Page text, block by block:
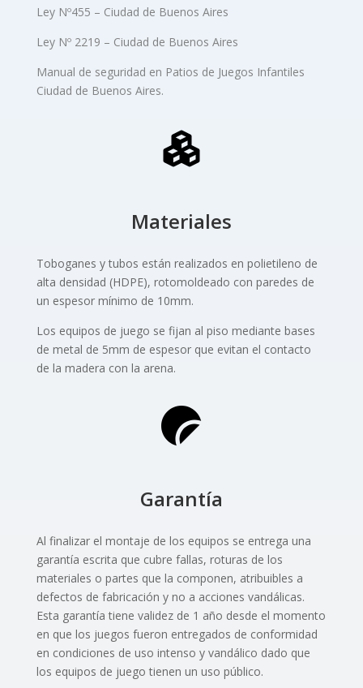
Ley Nº455 – Ciudad de Buenos Aires
Ley Nº 2219 – Ciudad de Buenos Aires
Manual de seguridad en Patios de Juegos Infantiles
Ciudad de Buenos Aires.
Materiales
Toboganes y tubos están realizados en polietileno de
alta densidad (HDPE), rotomoldeado con paredes de
un espesor mínimo de 10mm.
Los equipos de juego se fijan al piso mediante bases
de metal de 5mm de espesor que evitan el contacto
de la madera con la arena.
Garantía
Al finalizar el montaje de los equipos se entrega una
garantía escrita que cubre fallas, roturas de los
materiales o partes que la componen, atribuibles a
defectos de fabricación y no a acciones vandálicas.
Esta garantía tiene validez de 1 año desde el momento
en que los juegos fueron entregados de conformidad
en condiciones de uso intenso y vandálico dado que
los equipos de juego tienen un uso público.